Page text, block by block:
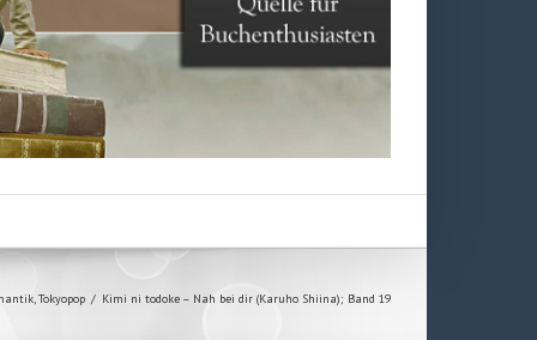
,Tokyopop / Kimi ni todoke – Nah bei dir (Karuho Shiina); Band 19